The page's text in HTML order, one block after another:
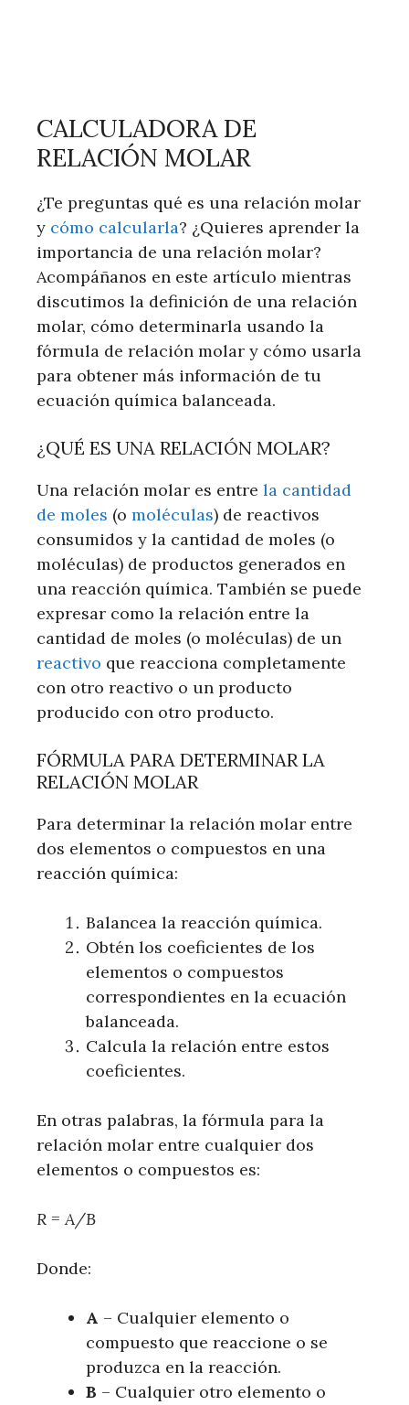
CALCULADORA DE
RELACIÓN MOLAR
¿Te preguntas qué es una relación molar
y cómo calcularla? ¿Quieres aprender la
importancia de una relación molar?
Acompáñanos en este artículo mientras
discutimos la definición de una relación
molar, cómo determinarla usando la
fórmula de relación molar y cómo usarla
para obtener más información de tu
ecuación química balanceada.
¿QUÉ ES UNA RELACIÓN MOLAR?
Una relación molar es entre la cantidad
de moles (o moléculas) de reactivos
consumidos y la cantidad de moles (o
moléculas) de productos generados en
una reacción química. También se puede
expresar como la relación entre la
cantidad de moles (o moléculas) de un
reactivo que reacciona completamente
con otro reactivo o un producto
producido con otro producto.
FÓRMULA PARA DETERMINAR LA
RELACIÓN MOLAR
Para determinar la relación molar entre
dos elementos o compuestos en una
reacción química:
Balancea la reacción química.
Obtén los coeficientes de los
elementos o compuestos
correspondientes en la ecuación
balanceada.
Calcula la relación entre estos
coeficientes.
En otras palabras, la fórmula para la
relación molar entre cualquier dos
elementos o compuestos es:
R = A/B
Donde:
A – Cualquier elemento o
compuesto que reaccione o se
produzca en la reacción.
B – Cualquier otro elemento o